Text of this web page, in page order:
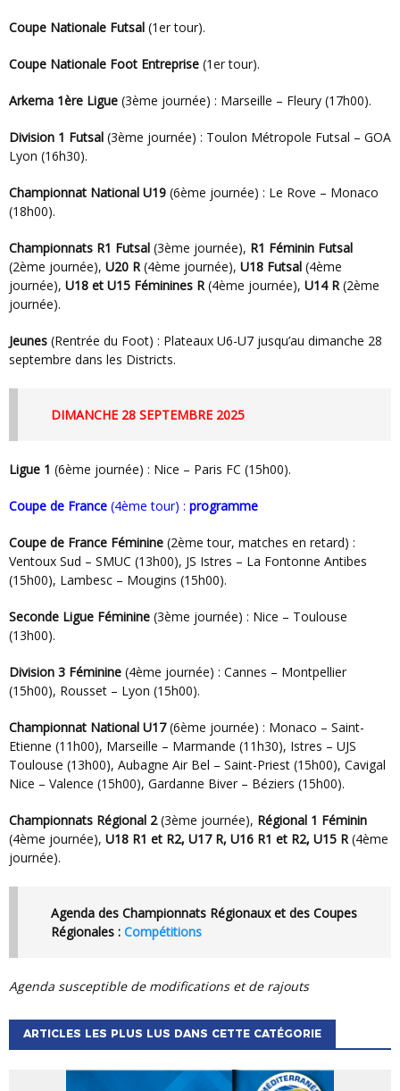
Coupe Nationale Futsal (1er tour).
Coupe Nationale Foot Entreprise (1er tour).
Arkema 1ère Ligue (3ème journée) : Marseille – Fleury (17h00).
Division 1 Futsal (3ème journée) : Toulon Métropole Futsal – GOA
Lyon (16h30).
Championnat National U19 (6ème journée) : Le Rove – Monaco
(18h00).
Championnats R1 Futsal (3ème journée), R1 Féminin Futsal
(2ème journée), U20 R(4ème journée), U18 Futsal (4ème
journée), U18 et U15 Féminines R(4ème journée), U14 R(2ème
journée).
Jeunes (Rentrée du Foot) : Plateaux U6-U7 jusqu’au dimanche 28
septembre dans les Districts.
DIMANCHE 28 SEPTEMBRE 2025
Ligue 1 (6ème journée) : Nice – Paris FC (15h00).
Coupe de France (4ème tour) : programme
Coupe de France Féminine (2ème tour, matches en retard) :
Ventoux Sud – SMUC (13h00), JS Istres – La Fontonne Antibes
(15h00), Lambesc – Mougins (15h00).
Seconde Ligue Féminine (3ème journée) : Nice – Toulouse
(13h00).
Division 3 Féminine (4ème journée) : Cannes – Montpellier
(15h00), Rousset – Lyon (15h00).
Championnat National U17(6ème journée) : Monaco – Saint-
Etienne (11h00), Marseille – Marmande (11h30), Istres – UJS
Toulouse (13h00), Aubagne Air Bel – Saint-Priest (15h00), Cavigal
Nice – Valence (15h00), Gardanne Biver – Béziers (15h00).
Championnats Régional 2(3ème journée), Régional 1 Féminin
(4ème journée), U18 R1 et R2, U17 R, U16 R1 et R2, U15 R(4ème
journée).
Agenda des Championnats Régionaux et des Coupes
Régionales : Compétitions
Agenda susceptible de modifications et de rajouts
ARTICLES LES PLUS LUS DANS CETTE CATÉGORIE